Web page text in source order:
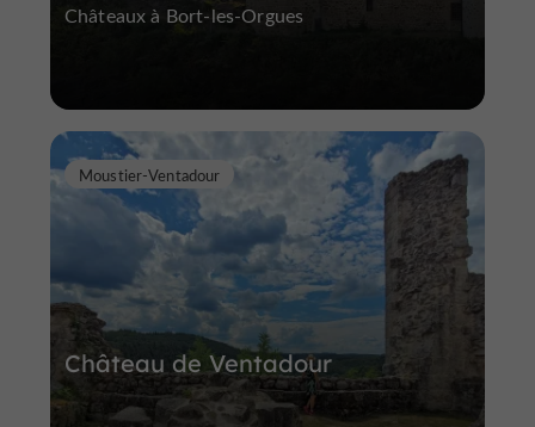
Châteaux à Bort-les-Orgues
Château de Ventadour
Moustier-Ventadour